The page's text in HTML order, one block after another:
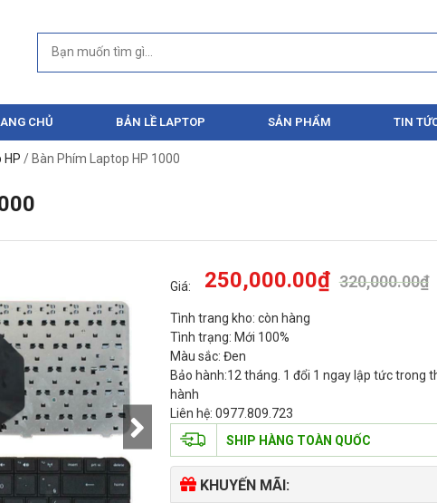
CHỦ BẢN LỀ LAPTOP SẢN PHẨM TIN
HP / Bàn Phím Laptop HP 1000
Giá: 320,000.00₫
250,000.00₫
Tình trang kho: còn hàng
Tình trạng: Mới 100%
Màu sắc: Đen
Bảo hành:12 tháng. 1 đổi 1 ngay lập tức trong
hành
Liên hệ: 0977.809.723
SHIP HÀNG TOÀN QUỐC
KHUYẾN MÃI: